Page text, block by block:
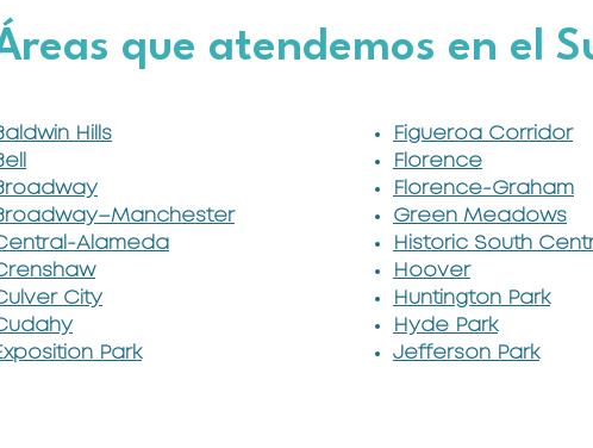
que atendemos en el
Hills
Alameda
City
Park
Figueroa Corridor
Florence
Florence-Graham
Green Meadows
Historic South
Hoover
Huntington Park
Hyde Park
Jefferson Park